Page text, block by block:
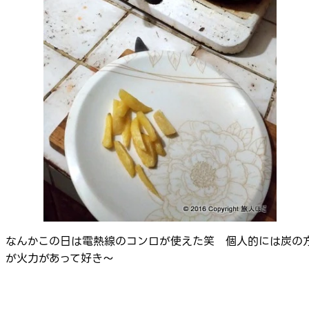
なんかこの日は電熱線のコンロが使えた笑 個人的には炭の
が火力があって好き～